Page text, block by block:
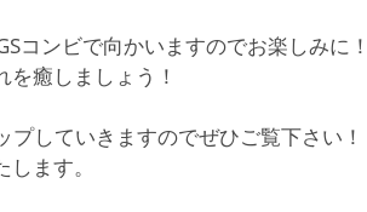
コンビで向かいますのでお楽しみに
癒しましょう！
していきますのでぜひご覧下さい！
ます。